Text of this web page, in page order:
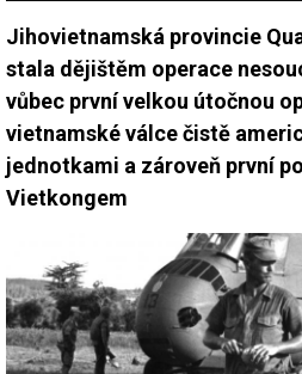
Jihovietnamská provincie
stala dějištěm operace
vůbec první velkou útočnou
vietnamské válce čistě
jednotkami a zároveň první
Vietkongem